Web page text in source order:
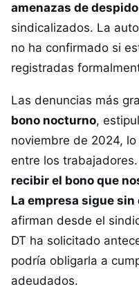
amenazas de despido
sindicalizados. La
no ha confirmado si
registradas
Las denuncias más
bono nocturno,
noviembre de 2024,
entre los trabajadores.
recibir el bono que
La empresa sigue
afirman desde el
DT ha solicitado
podría obligarla a
adeudados.